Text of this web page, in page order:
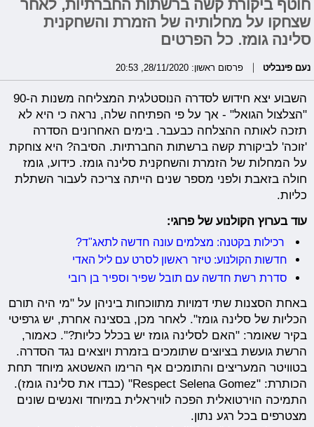
חוטף ביקורת קשה ברשתות החברתיות, לאחר
שצחקו על מחלותיה של הזמרת והשחקנית
סלינה גומז. כל הפרטים
נעם פינבליט פרסום ראשון: 28/11/2020, 20:53
השבוע יצא חידוש לסדרה הנוסטלגית המצליחה משנות ה-90
"הצלצול הגואל" - אך על פי הפתיחה שלה, נראה כי היא לא
תזכה לאותה ההצלחה כבעבר. בימים האחרונים הסדרה
'זוכה' לביקורת קשה ברשתות החברתיות. הסיבה? היא צוחקת
על המחלות של הזמרת והשחקנית סלינה גומז. כידוע, גומז
חולה בזאבת ולפני מספר שנים הייתה צריכה לעבור השתלת
כליות.
עוד בערוץ הקולנוע של פרוגי:
רכילות בקטנה: מצלמים עונה חדשה לתאג"ד?
חדשות הקולנוע: טיזר ראשון לסרט עם ליל האדי
סדרת רשת חדשה עם תובל שפיר וספיר בן רובי
באחת הסצנות שתי דמויות מתווכחות ביניהן על "מי היה תורם
הכליות של סלינה גומז". לאחר מכן, בסצינה אחרת, יש גרפיטי
בקיר שאומר: "האם לסלינה גומז יש בכלל כליות?". כאמור,
הרשת גועשת בציוצים שתומכים בזמרת ויוצאים נגד הסדרה.
בטוויטר המעריצים והתומכים אף הרימו האשטאג מיוחד תחת
הכותרת: "Respect Selena Gomez" (כבדו את סלינה גומז).
התמיכה הוירטואלית הפכה לוויראלית במיוחד ואנשים שונים
מצטרפים בכל רגע נתון.